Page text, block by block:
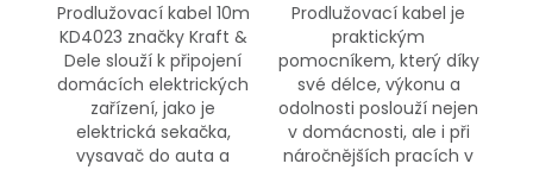
Prodlužovací kabel 10m
KD4023 značky Kraft &
Dele slouží k připojení
domácích elektrických
zařízení, jako je
elektrická sekačka,
vysavač do auta a
Prodlužovací kabel je
praktickým
pomocníkem, který díky
své délce, výkonu a
odolnosti poslouží nejen
v domácnosti, ale i při
náročnějších pracích v